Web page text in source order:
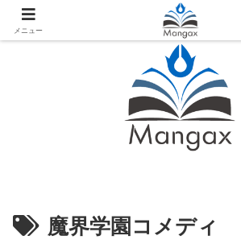
人気おすすめ漫画紹介ならMangax（マ
魔界学園コメディ
メニュー